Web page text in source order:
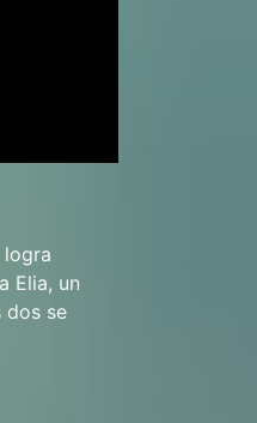
logra
Elia, un
dos se